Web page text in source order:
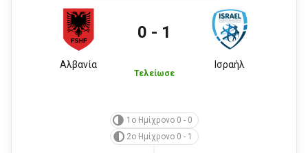
Αλβανία
0 - 1
Τελείωσε
Ισραήλ
1ο Ημίχρονο 0 - 0
2ο Ημίχρονο 0 - 1